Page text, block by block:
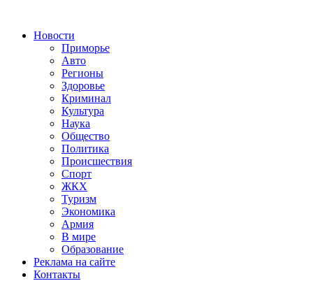
Новости
Приморье
Авто
Регионы
Здоровье
Криминал
Культура
Наука
Общество
Политика
Происшествия
Спорт
ЖКХ
Туризм
Экономика
Армия
В мире
Образование
Реклама на сайте
Контакты